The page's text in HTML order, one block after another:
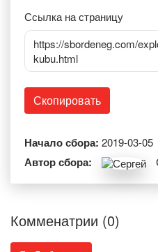
Ссылка на страницу
https://sbordeneg.com/
kubu.html
Скопировать
Начало сбора: 2019-03-05
Автор сбора:
Комменатрии (0)